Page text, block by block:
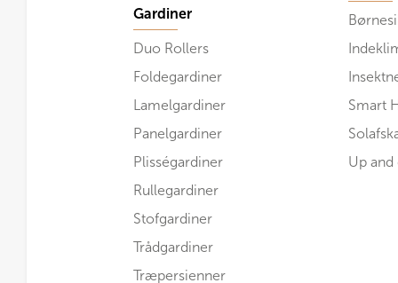
Gardiner
Duo Rollers
Foldegardiner
Lamelgardiner
Panelgardiner
Plisségardiner
Rullegardiner
Stofgardiner
Trådgardiner
Træpersienner
Smart
Up